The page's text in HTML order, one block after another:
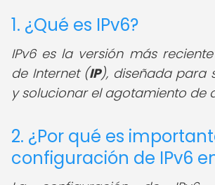
1. ¿Qué es IPv6?
IPv6 es la versión más
de Internet (IP), diseñada para
y solucionar el agotamiento de
2. ¿Por qué es
configuración de IPv6